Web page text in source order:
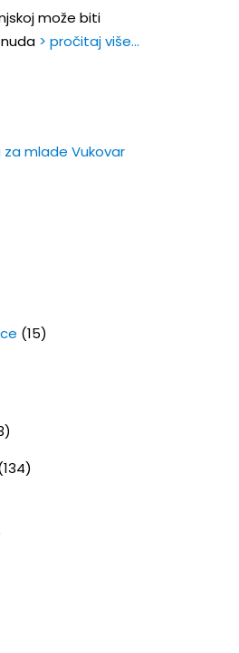
može biti
> pročitaj više…
mlade Vukovar
(15)